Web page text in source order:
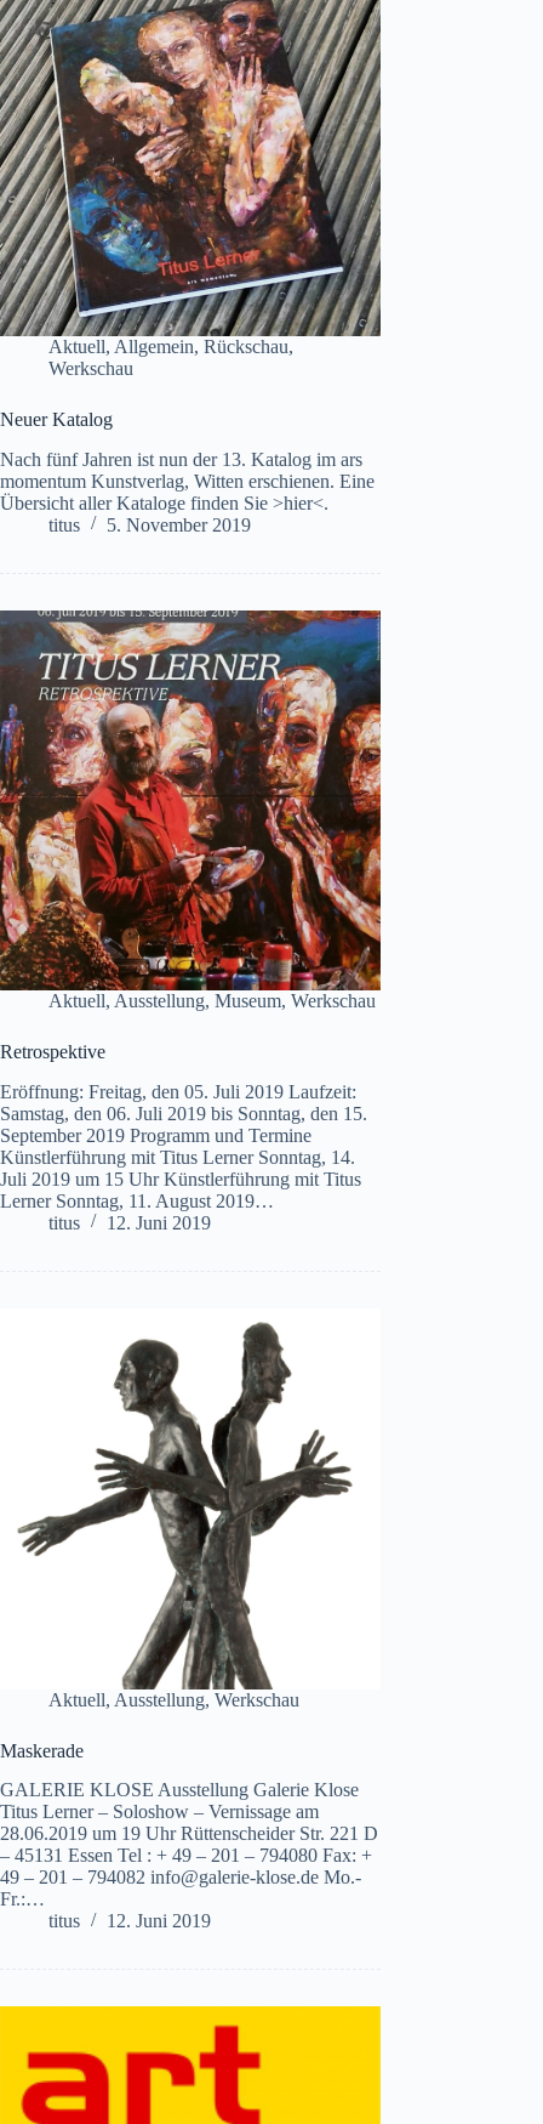
Aktuell, Allgemein, Rückschau,
Werkschau
Neuer Katalog
Nach fünf Jahren ist nun der 13. Katalog im ars
momentum Kunstverlag, Witten erschienen. Eine
Übersicht aller Kataloge finden Sie >hier<.
titus
5. November 2019
Aktuell, Ausstellung, Museum, Werkschau
Retrospektive
Eröffnung: Freitag, den 05. Juli 2019 Laufzeit:
Samstag, den 06. Juli 2019 bis Sonntag, den 15.
September 2019 Programm und Termine
Künstlerführung mit Titus Lerner Sonntag, 14.
Juli 2019 um 15 Uhr Künstlerführung mit Titus
Lerner Sonntag, 11. August 2019…
titus
12. Juni 2019
Aktuell, Ausstellung, Werkschau
Maskerade
GALERIE KLOSE Ausstellung Galerie Klose
Titus Lerner – Soloshow – Vernissage am
28.06.2019 um 19 Uhr Rüttenscheider Str. 221 D
– 45131 Essen Tel : + 49 – 201 – 794080 Fax: +
49 – 201 – 794082 info@galerie-klose.de Mo.-
Fr.:…
titus
12. Juni 2019